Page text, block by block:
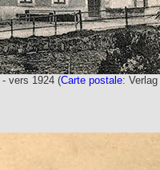
vers 1924 (Carte postale: Verlag